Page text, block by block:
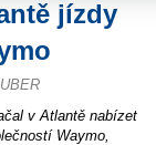
jízdy
v Atlantě nabízet
Waymo,